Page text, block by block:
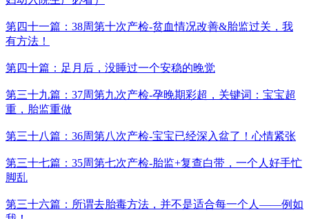
第四十一篇：38周第十次产检-贫血情况改善&胎监过关，我
有方法！
第四十篇：足月后，没睡过一个安稳的晚觉
第三十九篇：37周第九次产检-孕晚期彩超，关键词：宝宝超
重，胎监重做
第三十八篇：36周第八次产检-宝宝已经深入盆了！心情紧张
第三十七篇：35周第七次产检-胎监+复查白带，一个人好手忙
脚乱
第三十六篇：所谓去胎毒方法，并不是适合每一个人——例如